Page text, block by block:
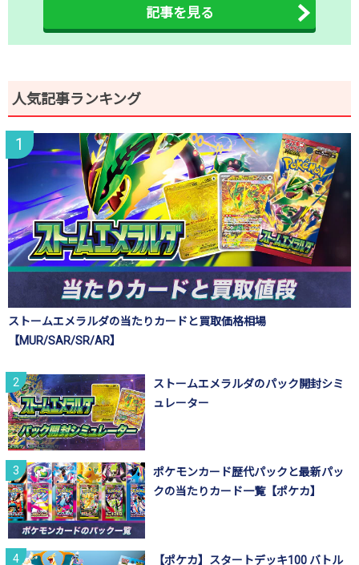
記事を見る
人気記事ランキング
ストームエメラルダの当たりカードと買取価格相場
【MUR/SAR/SR/AR】
ストームエメラルダのパック開封シミ
ュレーター
ポケモンカード歴代パックと最新パッ
クの当たりカード一覧【ポケカ】
【ポケカ】スタートデッキ100 バトル